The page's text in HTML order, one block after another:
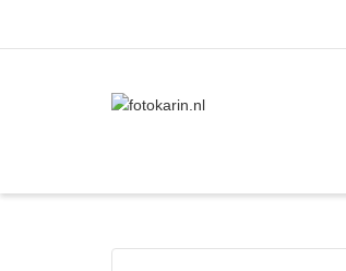
I'm looking for product